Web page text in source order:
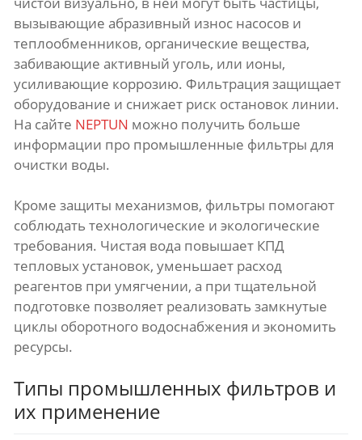
вызывающие абразивный износ насосов и
теплообменников, органические вещества,
забивающие активный уголь, или ионы,
усиливающие коррозию. Фильтрация защищает
оборудование и снижает риск остановок линии.
На сайте NEPTUN можно получить больше
информации про промышленные фильтры для
очистки воды.
Кроме защиты механизмов, фильтры помогают
соблюдать технологические и экологические
требования. Чистая вода повышает КПД
тепловых установок, уменьшает расход
реагентов при умягчении, а при тщательной
подготовке позволяет реализовать замкнутые
циклы оборотного водоснабжения и экономить
ресурсы.
Типы промышленных фильтров и
их применение